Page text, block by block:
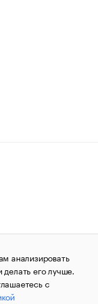
авторских прав
Сообщения
«РБК»
по надзору в сфере
за номером ИА
анализировать
делать его лучше.
с